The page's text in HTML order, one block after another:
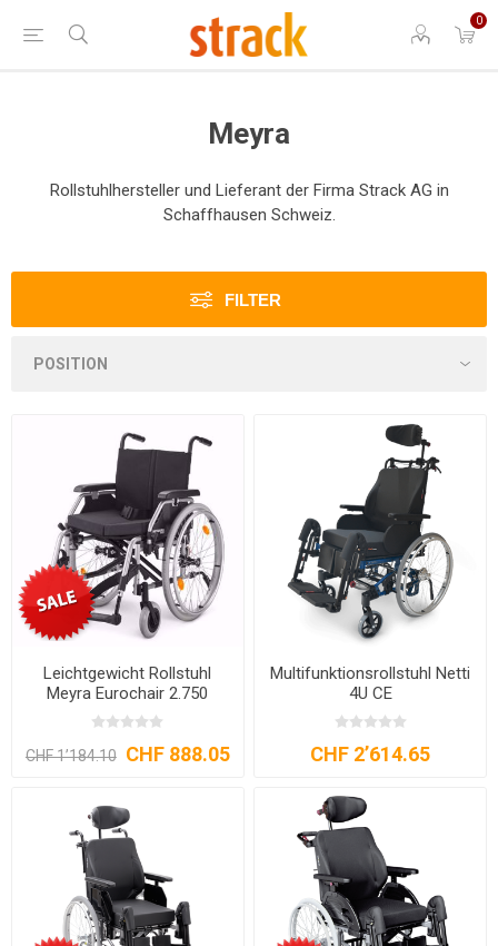
0
Meyra
Rollstuhlhersteller und Lieferant der Firma Strack AG in
Schaffhausen Schweiz.
FILTER
Leichtgewicht Rollstuhl
Meyra Eurochair 2.750
CHF 1’184.10 CHF 888.05
Multifunktionsrollstuhl Netti
4U CE
CHF 2’614.65